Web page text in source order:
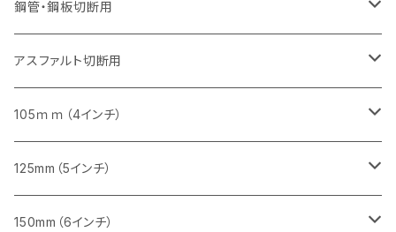
セグメントタイプ
セグメントタイプ（一般道路カッター用
455mm（18インチ）
セグメント（一般道路カッター用
セグメントタイプ
埋設鋳鉄管工事対応タイプ
セグメント
セグメント（特殊凸凹加工チップ）
355mm（14インチ）
セグメント
セグメント（特殊凸凹加工チップ）
405mm（16インチ）
セグメント
セグメント（一般道路カッター用
473mm（18インチ）
セグメント（一般道路カッター用
セグメントタイプ
255mm（10インチ）
セグメントタイプ
305mm（12インチ）
セグメント
セグメント（特殊凸凹加工チップ）
355mm（14インチ）
セグメント
セグメント（特殊凸凹加工チップ）
405mm（16インチ）
セグメントタイプ
砥石（補強綱入り）
355mm（14インチ）
砥石（補強綱入り）
305mm（12インチ）
砥石（補強綱入り）
355mm（14インチ）
砥石（補強綱入り）
鋼管・鋼板切断用
305mm（12インチ）
砥石（補強綱入り）
355mm（14インチ）
砥石（補強綱入り）
アスファルト切断用
255ｍｍ（10インチ）
一般道路カッター用
305ｍｍ（12インチ）
一般道路カッター用
355ｍｍ（14インチ）
105ｍｍ（4インチ）
タイル切断用
みかげ石（御影石）切断用
125mm（5インチ）
タイル切断用
150mm（6インチ）